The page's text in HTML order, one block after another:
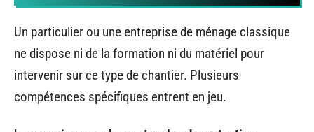
Un particulier ou une entreprise de ménage classique
ne dispose ni de la formation ni du matériel pour
intervenir sur ce type de chantier. Plusieurs
compétences spécifiques entrent en jeu.